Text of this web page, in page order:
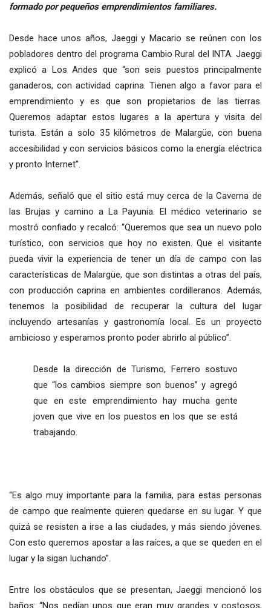
formado por pequeños emprendimientos familiares.
Desde hace unos años, Jaeggi y Macario se reúnen con los
pobladores dentro del programa Cambio Rural del INTA. Jaeggi
explicó a Los Andes que “son seis puestos principalmente
ganaderos, con actividad caprina. Tienen algo a favor para el
emprendimiento y es que son propietarios de las tierras.
Queremos adaptar estos lugares a la apertura y visita del
turista. Están a solo 35 kilómetros de Malargüe, con buena
accesibilidad y con servicios básicos como la energía eléctrica
y pronto Internet”.
Además, señaló que el sitio está muy cerca de la Caverna de
las Brujas y camino a La Payunia. El médico veterinario se
mostró confiado y recalcó: “Queremos que sea un nuevo polo
turístico, con servicios que hoy no existen. Que el visitante
pueda vivir la experiencia de tener un día de campo con las
características de Malargüe, que son distintas a otras del país,
con producción caprina en ambientes cordilleranos. Además,
tenemos la posibilidad de recuperar la cultura del lugar
incluyendo artesanías y gastronomía local. Es un proyecto
ambicioso y esperamos pronto poder abrirlo al público”.
Desde la dirección de Turismo, Ferrero sostuvo
que “los cambios siempre son buenos” y agregó
que en este emprendimiento hay mucha gente
joven que vive en los puestos en los que se está
trabajando.
“Es algo muy importante para la familia, para estas personas
de campo que realmente quieren quedarse en su lugar. Y que
quizá se resisten a irse a las ciudades, y más siendo jóvenes.
Con esto queremos apostar a las raíces, a que se queden en el
lugar y la sigan luchando”.
Entre los obstáculos que se presentan, Jaeggi mencionó los
baños: “Nos pedían unos que eran muy grandes y costosos,